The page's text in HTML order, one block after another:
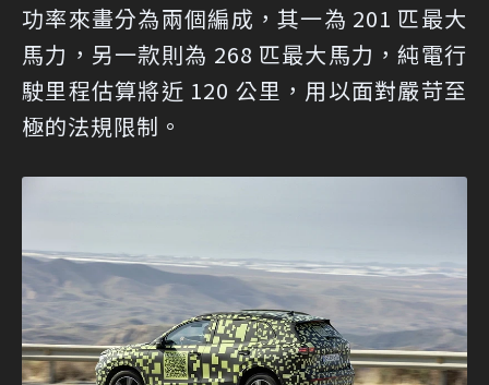
功率來畫分為兩個編成，其一為 201 匹最大
馬力，另一款則為 268 匹最大馬力，純電行
駛里程估算將近 120 公里，用以面對嚴苛至
極的法規限制。